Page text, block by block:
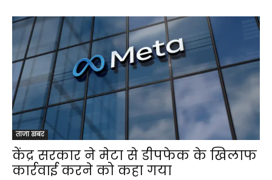
ताजा खबर
केंद्र सरकार ने मेटा से डीपफेक के खिलाफ
कार्रवाई करने को कहा गया